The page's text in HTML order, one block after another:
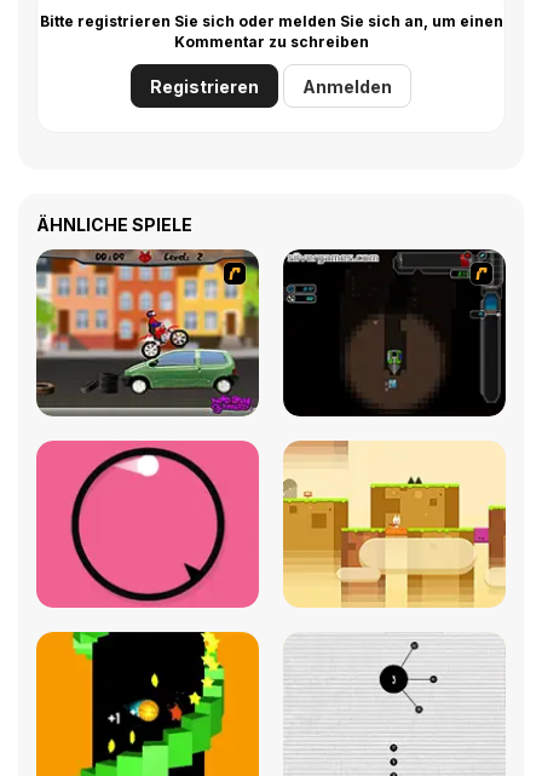
Bitte registrieren Sie sich oder melden Sie sich an, um einen
Kommentar zu schreiben
Registrieren Anmelden
ÄHNLICHE SPIELE